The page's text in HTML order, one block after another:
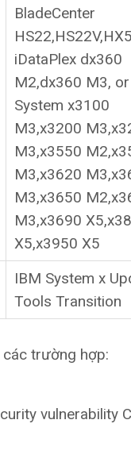
BladeCenter
iDataPlex dx360
M2,dx360 M3, or
System x3100
M3,x3200
M3,x3550
M3,x3620
M3,x3650
M3,x3690
X5,x3950 X5
IBM System x
Tools Transition
các trường hợp:
vulnerability